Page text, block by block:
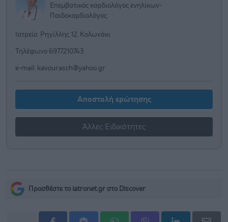
Επεμβατικός καρδιολόγος ενηλίκων-
Παιδοκαρδιολόγος
Ιατρείο: Ρηγίλλης 12, Κολωνάκι
Τηλέφωνο 6977210743
e-mail: kavourasch@yahoo.gr
Αποστολή ερώτησης
Άλλες Ειδικότητες
Προσθέστε το iatronet.gr στο Discover